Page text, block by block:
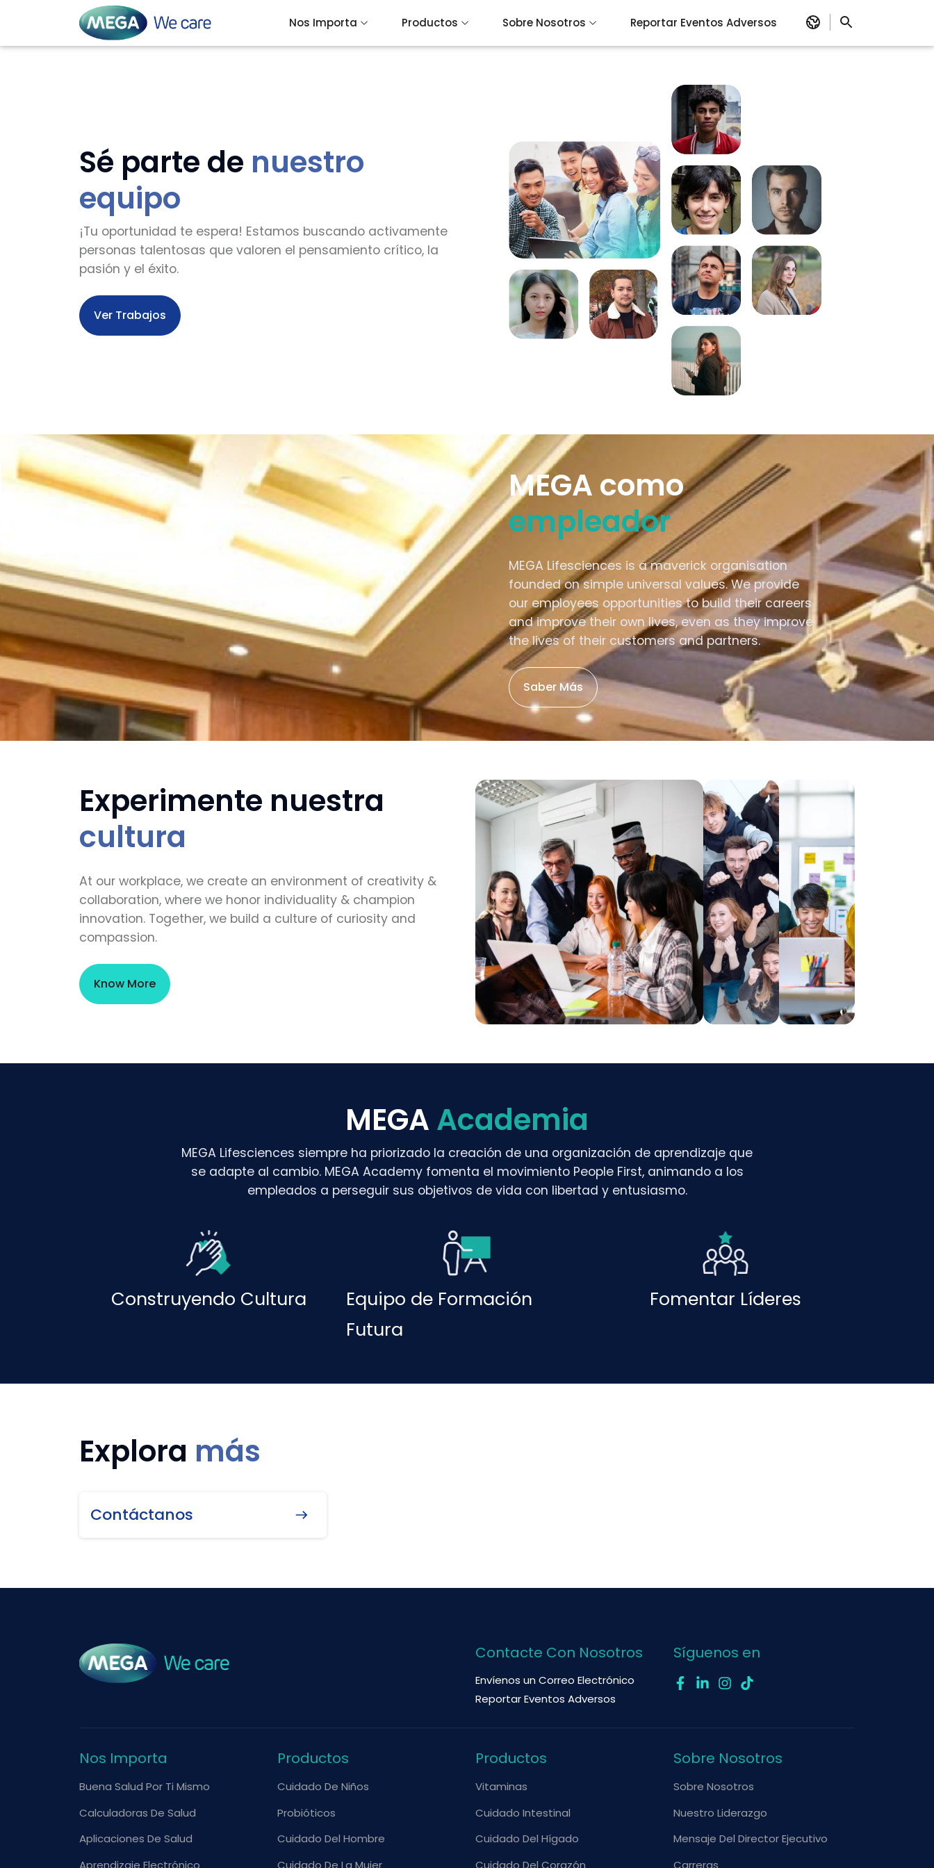
Nos Importa Productos Sobre Nosotros Reportar Eventos Adversos
Sé parte de nuestro
equipo
¡Tu oportunidad te espera! Estamos buscando activamente
personas talentosas que valoren el pensamiento crítico, la
pasión y el éxito.
Ver Trabajos
MEGA como
empleador
MEGA Lifesciences is a maverick organisation
founded on simple universal values. We provide
our employees opportunities to build their careers
and improve their own lives, even as they improve
the lives of their customers and partners.
Saber Más
Experimente nuestra
cultura
At our workplace, we create an environment of creativity &
collaboration, where we honor individuality & champion
innovation. Together, we build a culture of curiosity and
compassion.
Know More
MEGA Academia
MEGA Lifesciences siempre ha priorizado la creación de una organización de aprendizaje que
se adapte al cambio. MEGA Academy fomenta el movimiento People First, animando a los
empleados a perseguir sus objetivos de vida con libertad y entusiasmo.
Construyendo Cultura
Equipo de Formación
Futura
Fomentar Líderes
Explora más
Contáctanos
Contacte Con Nosotros
Envíenos un Correo Electrónico
Reportar Eventos Adversos
Síguenos en
Nos Importa
Buena Salud Por Ti Mismo
Calculadoras De Salud
Aplicaciones De Salud
Aprendizaje Electrónico
Productos
Cuidado De Niños
Probióticos
Cuidado Del Hombre
Cuidado De La Mujer
Productos
Vitaminas
Cuidado Intestinal
Cuidado Del Hígado
Cuidado Del Corazón
Sobre Nosotros
Sobre Nosotros
Nuestro Liderazgo
Mensaje Del Director Ejecutivo
Carreras